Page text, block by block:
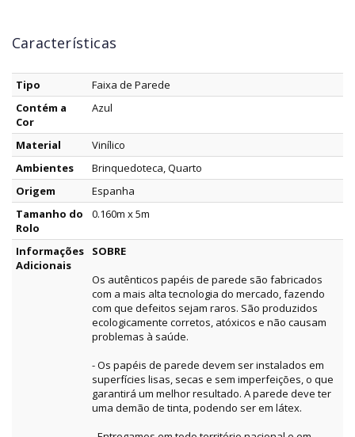
Características
Tipo
Faixa de Parede
Contém a
Cor
Azul
Material
Vinílico
Ambientes
Brinquedoteca, Quarto
Origem
Espanha
Tamanho do
Rolo
0.160m x 5m
Informações
Adicionais
SOBRE
Os autênticos papéis de parede são fabricados
com a mais alta tecnologia do mercado, fazendo
com que defeitos sejam raros. São produzidos
ecologicamente corretos, atóxicos e não causam
problemas à saúde.
- Os papéis de parede devem ser instalados em
superfícies lisas, secas e sem imperfeições, o que
garantirá um melhor resultado. A parede deve ter
uma demão de tinta, podendo ser em látex.